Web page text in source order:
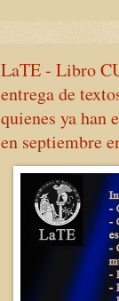
LaTE - Libro
entrega de
quienes ya han
en septiembre